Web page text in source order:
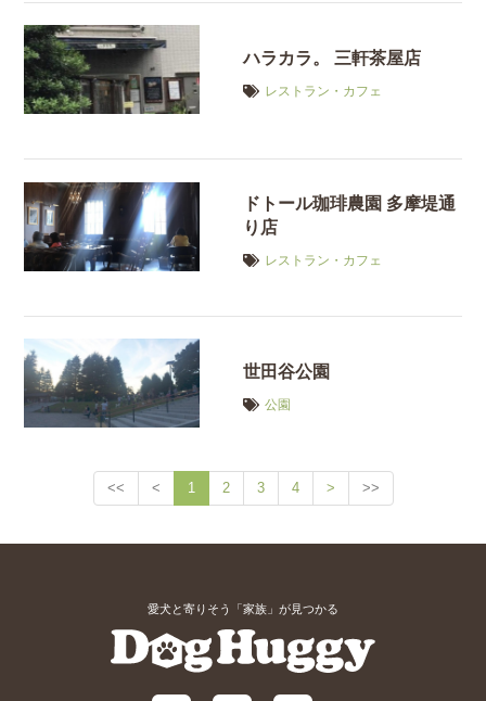
ハラカラ。 三軒茶屋店
レストラン・カフェ
ドトール珈琲農園 多摩堤通
り店
レストラン・カフェ
世田谷公園
公園
<< < 1 2 3 4 > >>
愛犬と寄りそう「家族」が見つかる